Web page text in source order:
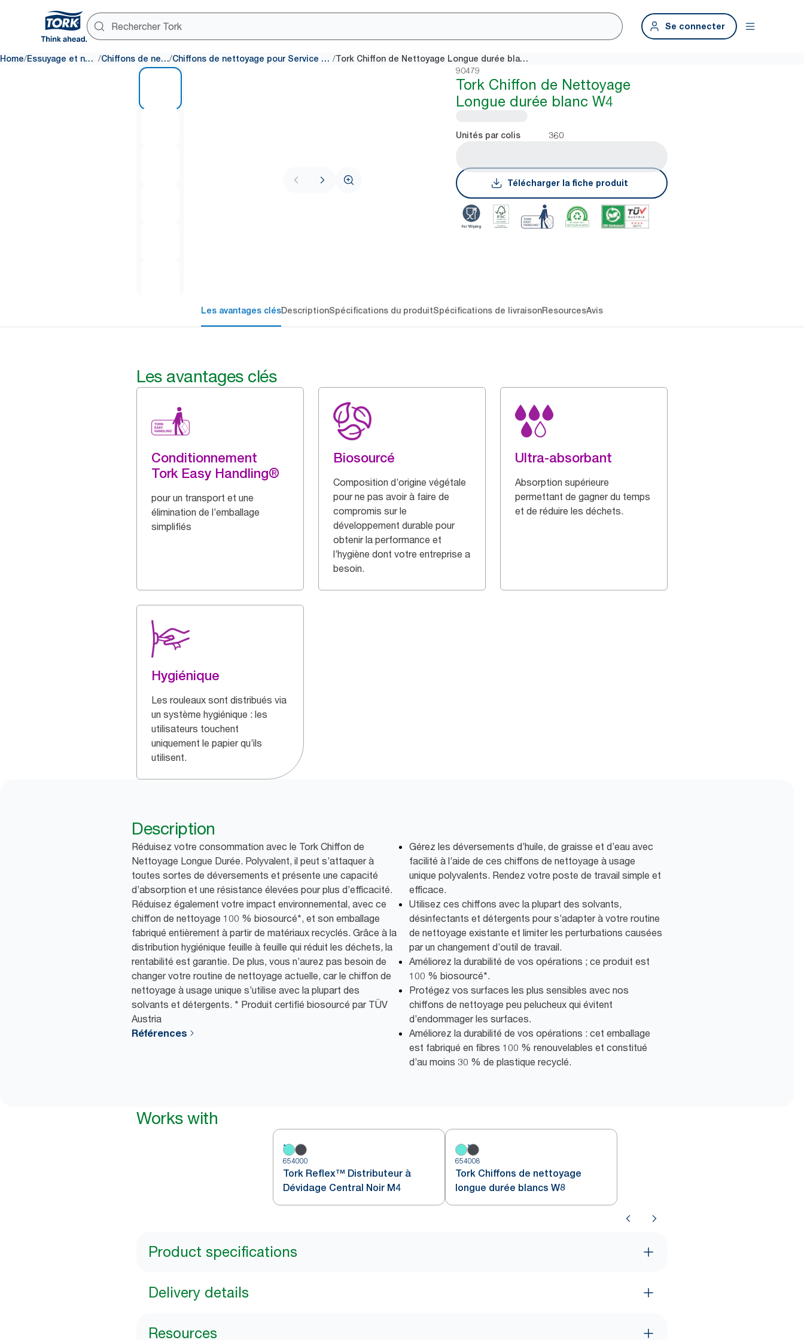
Se connecter
Home/ Essuyage et nettoyage / Chiffons de nettoyage/ Chiffons de nettoyage pour Service de Restauration / Tork Chiffon de Nettoyage Longue durée blanc W4
90479
Tork Chiffon de Nettoyage
Longue durée blanc W4
Unités par colis 360
Télécharger la fiche produit
Les avantages clésDescriptionSpécifications du produitSpécifications de livraisonResourcesAvis
Les avantages clés
Conditionnement
Tork Easy Handling®
pour un transport et une
élimination de l’emballage
simplifiés
Biosourcé
Composition d’origine végétale
pour ne pas avoir à faire de
compromis sur le
développement durable pour
obtenir la performance et
l’hygiène dont votre entreprise a
besoin.
Ultra-absorbant
Absorption supérieure
permettant de gagner du temps
et de réduire les déchets.
Hygiénique
Les rouleaux sont distribués via
un système hygiénique : les
utilisateurs touchent
uniquement le papier qu’ils
utilisent.
Description
Réduisez votre consommation avec le Tork Chiffon de
Nettoyage Longue Durée. Polyvalent, il peut s’attaquer à
toutes sortes de déversements et présente une capacité
d’absorption et une résistance élevées pour plus d’efficacité.
Réduisez également votre impact environnemental, avec ce
chiffon de nettoyage 100 % biosourcé*, et son emballage
fabriqué entièrement à partir de matériaux recyclés. Grâce à la
distribution hygiénique feuille à feuille qui réduit les déchets, la
rentabilité est garantie. De plus, vous n’aurez pas besoin de
changer votre routine de nettoyage actuelle, car le chiffon de
nettoyage à usage unique s’utilise avec la plupart des
solvants et détergents. * Produit certifié biosourcé par TÜV
Austria
Références
Gérez les déversements d’huile, de graisse et d’eau avec
facilité à l’aide de ces chiffons de nettoyage à usage
unique polyvalents. Rendez votre poste de travail simple et
efficace.
Utilisez ces chiffons avec la plupart des solvants,
désinfectants et détergents pour s’adapter à votre routine
de nettoyage existante et limiter les perturbations causées
par un changement d’outil de travail.
Améliorez la durabilité de vos opérations ; ce produit est
100 % biosourcé*.
Protégez vos surfaces les plus sensibles avec nos
chiffons de nettoyage peu pelucheux qui évitent
d’endommager les surfaces.
Améliorez la durabilité de vos opérations : cet emballage
est fabriqué en fibres 100 % renouvelables et constitué
d’au moins 30 % de plastique recyclé.
Works with
654000
Tork Reflex™ Distributeur à
Dévidage Central Noir M4
654008
Tork Chiffons de nettoyage
longue durée blancs W8
Product specifications
Delivery details
Resources